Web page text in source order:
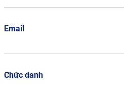
Email
Chức danh